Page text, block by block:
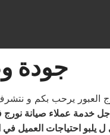
جودة
خدمة عملاء صيانة
يلبو احتياجات العميل